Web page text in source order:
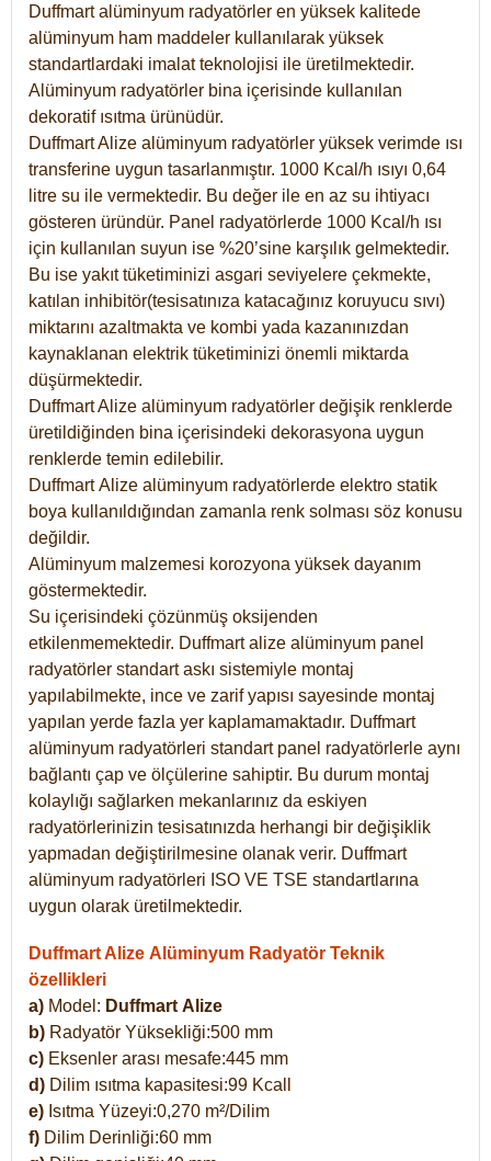
Duffmart alüminyum radyatörler en yüksek kalitede
alüminyum ham maddeler kullanılarak yüksek
standartlardaki imalat teknolojisi ile üretilmektedir.
Alüminyum radyatörler bina içerisinde kullanılan
dekoratif ısıtma ürünüdür.
Duffmart Alize alüminyum radyatörler yüksek verimde ısı
transferine uygun tasarlanmıştır. 1000 Kcal/h ısıyı 0,64
litre su ile vermektedir. Bu değer ile en az su ihtiyacı
gösteren üründür. Panel radyatörlerde 1000 Kcal/h ısı
için kullanılan suyun ise %20’sine karşılık gelmektedir.
Bu ise yakıt tüketiminizi asgari seviyelere çekmekte,
katılan inhibitör(tesisatınıza katacağınız koruyucu sıvı)
miktarını azaltmakta ve kombi yada kazanınızdan
kaynaklanan elektrik tüketiminizi önemli miktarda
düşürmektedir.
Duffmart Alize alüminyum radyatörler değişik renklerde
üretildiğinden bina içerisindeki dekorasyona uygun
renklerde temin edilebilir.
DuffmartAlize alüminyum radyatörlerde elektro statik
boya kullanıldığından zamanla renk solması söz konusu
değildir.
Alüminyum malzemesi korozyona yüksek dayanım
göstermektedir.
Su içerisindeki çözünmüş oksijenden
etkilenmemektedir. Duffmart alize alüminyum panel
radyatörler standart askı sistemiyle montaj
yapılabilmekte, ince ve zarif yapısı sayesinde montaj
yapılan yerde fazla yer kaplamamaktadır. Duffmart
alüminyum radyatörleri standart panel radyatörlerle aynı
bağlantı çap ve ölçülerine sahiptir. Bu durum montaj
kolaylığı sağlarken mekanlarınız da eskiyen
radyatörlerinizin tesisatınızda herhangi bir değişiklik
yapmadan değiştirilmesine olanak verir. Duffmart
alüminyum radyatörleri ISO VE TSE standartlarına
uygun olarak üretilmektedir.
Duffmart Alize Alüminyum Radyatör Teknik
özellikleri
a) Model: Duffmart Alize
b) Radyatör Yüksekliği:500 mm
c) Eksenler arası mesafe:445 mm
d) Dilim ısıtma kapasitesi:99 Kcall
e) Isıtma Yüzeyi:0,270 m²/Dilim
f) Dilim Derinliği:60 mm